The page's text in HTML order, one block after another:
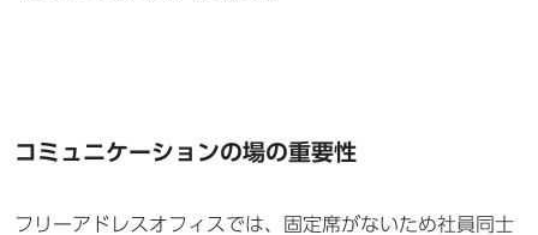
コミュニケーションの場の重要性
フリーアドレスオフィスでは、固定席がないため社員同士